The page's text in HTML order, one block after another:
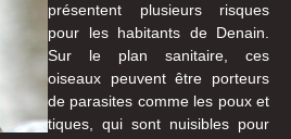
présentent plusieurs risques
pour les habitants de Denain.
Sur le plan sanitaire, ces
oiseaux peuvent être porteurs
de parasites comme les poux et
tiques, qui sont nuisibles pour